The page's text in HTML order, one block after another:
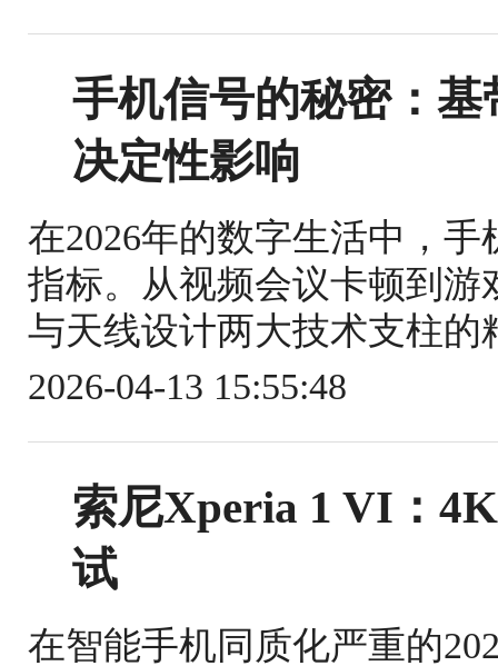
手机信号的秘密：
决定性影响
在2026年的数字生活中，
指标。从视频会议卡顿到
与天线设计两大技术支柱
2026-04-13 15:55:48
索尼Xperia 1 VI：
试
在智能手机同质化严重的